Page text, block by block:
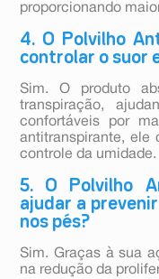
proporcionando
4. O Polvilho
controlar o suor
Sim. O produto
transpiração,
confortáveis por
antitranspirante, ele
controle da umidade.
5. O Polvilho
ajudar a
nos pés?
Sim. Graças à sua
na redução da